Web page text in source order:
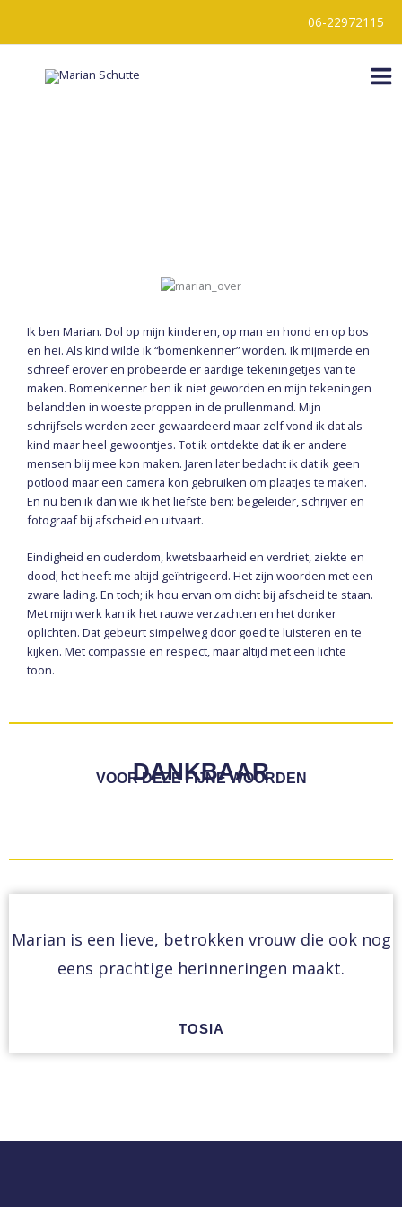
de
06-22972115
Ik ben Marian. Dol op mijn kinderen, op man en hond en op bos
en hei. Als kind wilde ik “bomenkenner” worden. Ik mijmerde en
schreef erover en probeerde er aardige tekeningetjes van te
maken. Bomenkenner ben ik niet geworden en mijn tekeningen
belandden in woeste proppen in de prullenmand. Mijn
schrijfsels werden zeer gewaardeerd maar zelf vond ik dat als
kind maar heel gewoontjes. Tot ik ontdekte dat ik er andere
mensen blij mee kon maken. Jaren later bedacht ik dat ik geen
potlood maar een camera kon gebruiken om plaatjes te maken.
En nu ben ik dan wie ik het liefste ben: begeleider, schrijver en
fotograaf bij afscheid en uitvaart.
Eindigheid en ouderdom, kwetsbaarheid en verdriet, ziekte en
dood; het heeft me altijd geïntrigeerd. Het zijn woorden met een
zware lading. En toch; ik hou ervan om dicht bij afscheid te staan.
Met mijn werk kan ik het rauwe verzachten en het donker
oplichten. Dat gebeurt simpelweg door goed te luisteren en te
kijken. Met compassie en respect, maar altijd met een lichte
toon.
DANKBAAR
VOOR DEZE FIJNE WOORDEN
Marian is een lieve, betrokken vrouw die ook nog
eens prachtige herinneringen maakt.
TOSIA